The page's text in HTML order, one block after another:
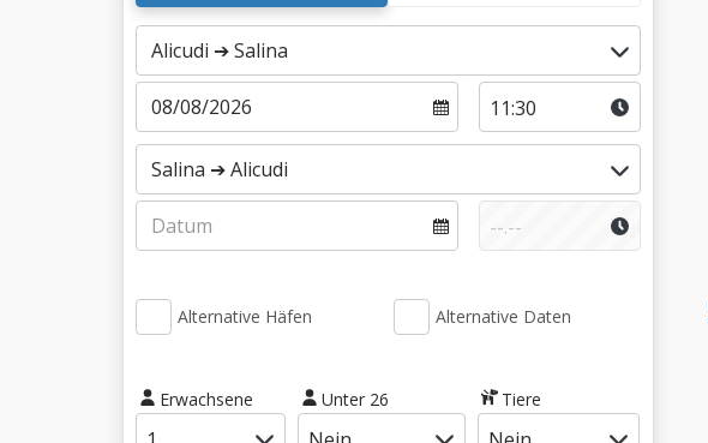
Alternative Häfen Alternative Daten
Erwachsene Unter 26 Tiere